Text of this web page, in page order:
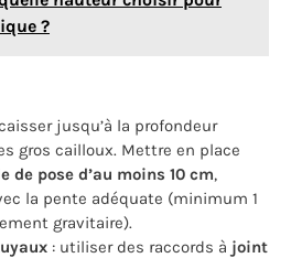
?
jusqu’à la profondeur
gros cailloux. Mettre en place
de pose d’au moins 10 cm,
la pente adéquate (minimum 1
gravitaire).
: utiliser des raccords à joint